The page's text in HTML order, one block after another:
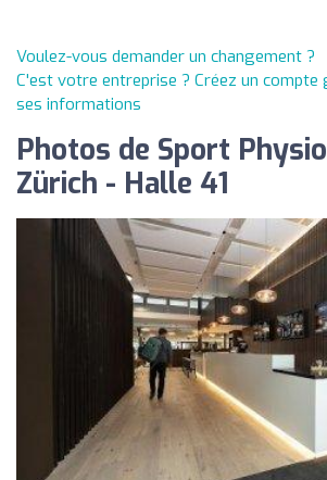
Voulez-vous demander un changement ?
C'est votre entreprise ? Créez un
ses informations
Photos de Sport
Zürich - Halle 41